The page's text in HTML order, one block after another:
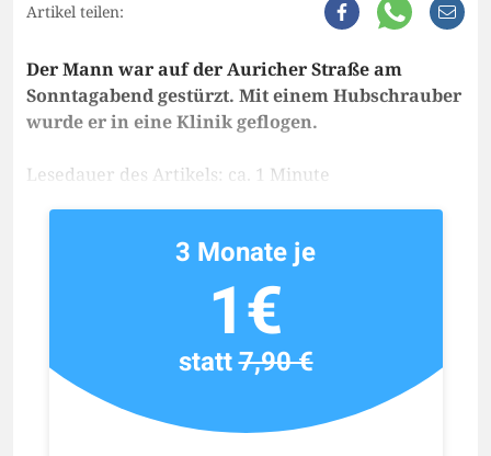
Artikel teilen:
Der Mann war auf der Auricher Straße am
Sonntagabend gestürzt. Mit einem Hubschrauber
wurde er in eine Klinik geflogen.
Lesedauer des Artikels: ca. 1 Minute
3 Monate je
1€
statt7,90 €